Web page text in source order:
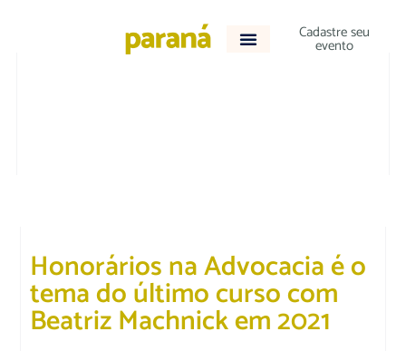
Cadastre seu
evento
Honorários na Advocacia é o
tema do último curso com
Beatriz Machnick em 2021